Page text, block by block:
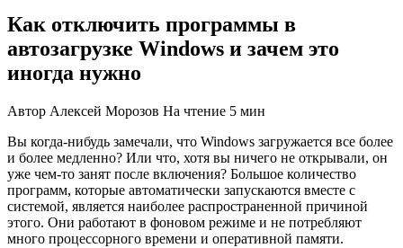
Как отключить программы в
автозагрузке Windows и зачем это
иногда нужно
Автор Алексей Морозов На чтение 5 мин
Вы когда-нибудь замечали, что Windows загружается все более
и более медленно? Или что, хотя вы ничего не открывали, он
уже чем-то занят после включения? Большое количество
программ, которые автоматически запускаются вместе с
системой, является наиболее распространенной причиной
этого. Они работают в фоновом режиме и не потребляют
много процессорного времени и оперативной памяти.